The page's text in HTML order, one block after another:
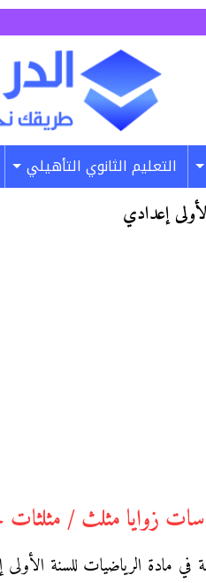
التعليم الثانوي التأهيلي
إعدادي
زوايا مثلث /
الرياضيات للسنة